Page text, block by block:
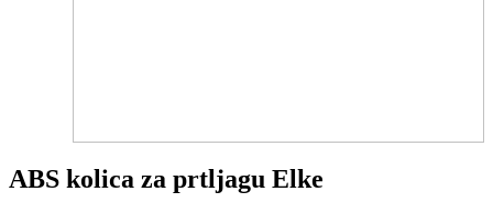
ABS kolica za prtljagu Elke